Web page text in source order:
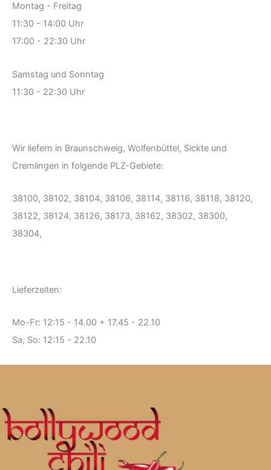
Montag - Freitag
11:30 - 14:00 Uhr
17:00 - 22:30 Uhr
Samstag und Sonntag
11:30 - 22:30 Uhr
Wir liefern in Braunschweig, Wolfenbüttel, Sickte und
Cremlingen in folgende PLZ-Gebiete:
38100, 38102, 38104, 38106, 38114, 38116, 38118, 38120,
38122, 38124, 38126, 38173, 38162, 38302, 38300,
38304,
Lieferzeiten:
Mo-Fr: 12:15 - 14.00 + 17.45 - 22.10
Sa, So: 12:15 - 22.10